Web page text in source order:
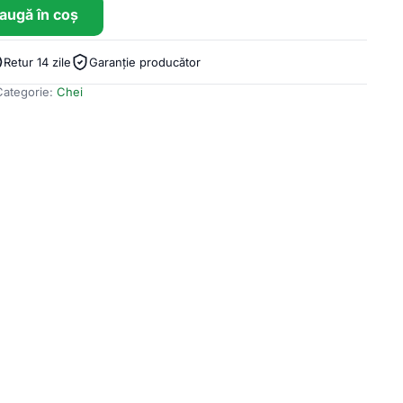
în coș
Retur 14 zile Garanție producător
Chei